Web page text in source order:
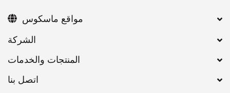
اتصل بنا
مواقع ماسكوس